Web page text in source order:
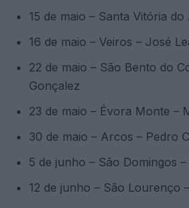
15 de maio – Santa Vitória
16 de maio – Veiros – José
22 de maio – São Bento do
Gonçalez
23 de maio – Évora Monte –
30 de maio – Arcos – Pedro
5 de junho – São Domingos
12 de junho – São Lourenço